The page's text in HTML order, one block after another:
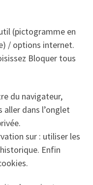
(pictogramme en
/ options internet.
Bloquer tous
du navigateur,
aller dans l’onglet
sur : utiliser les
Enfin